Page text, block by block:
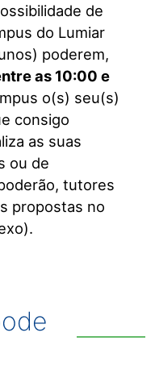
de
do Lumiar
poderem,
as 10:00 e
o(s) seu(s)
consigo
as suas
ou de
tutores
propostas no